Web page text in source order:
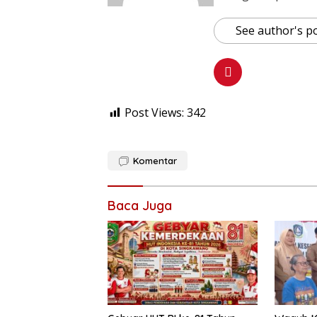
See author's
Post Views: 342
Komentar
Baca Juga